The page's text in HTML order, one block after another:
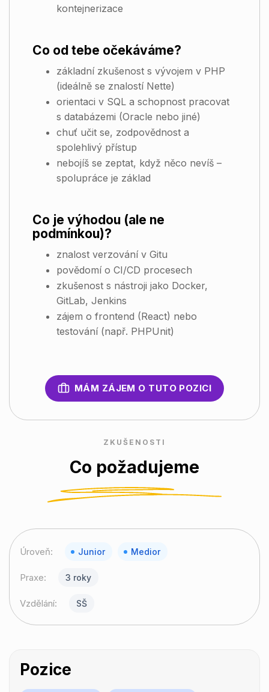
kontejnerizace
Co od tebe očekáváme?
základní zkušenost s vývojem v PHP
(ideálně se znalostí Nette)
orientaci v SQL a schopnost pracovat
s databázemi (Oracle nebo jiné)
chuť učit se, zodpovědnost a
spolehlivý přístup
nebojíš se zeptat, když něco nevíš –
spolupráce je základ
Co je výhodou (ale ne
podmínkou)?
znalost verzování v Gitu
povědomí o CI/CD procesech
zkušenost s nástroji jako Docker,
GitLab, Jenkins
zájem o frontend (React) nebo
testování (např. PHPUnit)
MÁM ZÁJEM O TUTO POZICI
ZKUŠENOSTI
Co požadujeme
Úroveň: Junior Medior
Praxe: 3 roky
Vzdělání: SŠ
Pozice